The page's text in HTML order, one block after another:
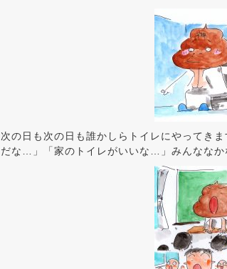
次の日も次の日も誰かしらトイレにやってき
だな…」「家のトイレがいいな…」みんななか